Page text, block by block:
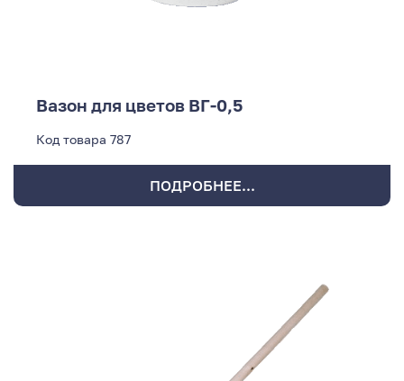
Вазон для цветов ВГ-0,5
Код товара 787
ПОДРОБНЕЕ...